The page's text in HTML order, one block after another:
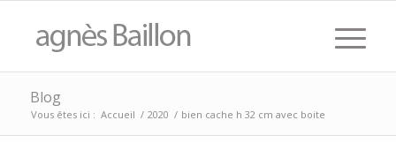
Blog
Vous êtes ici : Accueil / 2020 / bien cache h 32 cm avec boite